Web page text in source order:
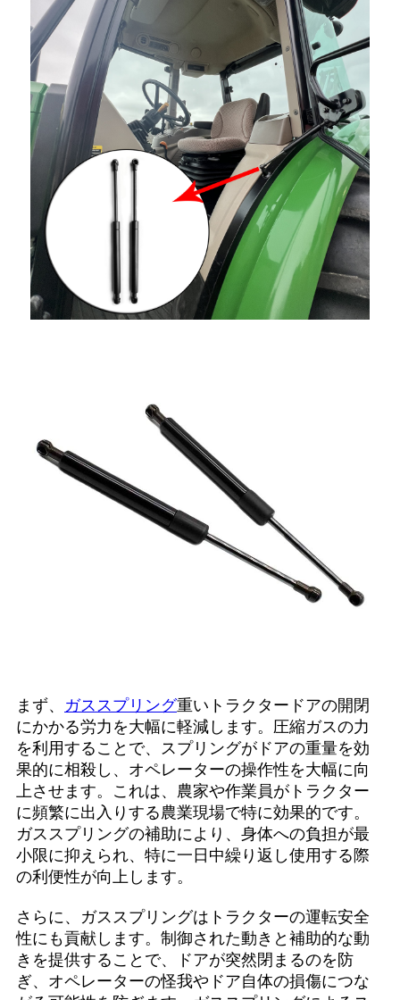
まず、 ガススプリング重いトラクタードアの開閉
にかかる労力を大幅に軽減します。圧縮ガスの力
を利用することで、スプリングがドアの重量を効
果的に相殺し、オペレーターの操作性を大幅に向
上させます。これは、農家や作業員がトラクター
に頻繁に出入りする農業現場で特に効果的です。
ガススプリングの補助により、身体への負担が最
小限に抑えられ、特に一日中繰り返し使用する際
の利便性が向上します。
さらに、ガススプリングはトラクターの運転安全
性にも貢献します。制御された動きと補助的な動
きを提供することで、ドアが突然閉まるのを防
ぎ、オペレーターの怪我やドア自体の損傷につな